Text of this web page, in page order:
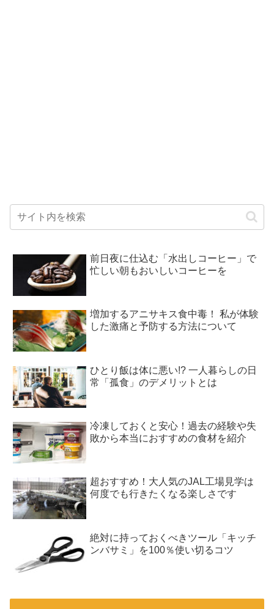
前日夜に仕込む「水出しコーヒー」で
忙しい朝もおいしいコーヒーを
増加するアニサキス食中毒！ 私が体験
した激痛と予防する方法について
ひとり飯は体に悪い!? 一人暮らしの日
常「孤食」のデメリットとは
冷凍しておくと安心！過去の経験や失
敗から本当におすすめの食材を紹介
超おすすめ！大人気のJAL工場見学は
何度でも行きたくなる楽しさです
絶対に持っておくべきツール「キッチ
ンバサミ」を100％使い切るコツ